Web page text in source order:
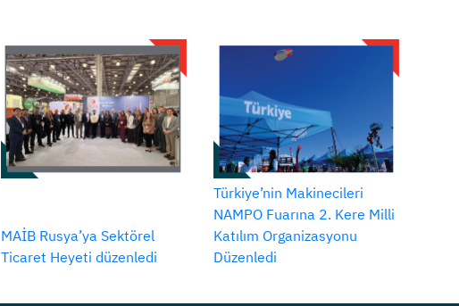
MAİB Rusya’ya Sektörel
Ticaret Heyeti düzenledi
Türkiye’nin Makinecileri
NAMPO Fuarına 2. Kere Milli
Katılım Organizasyonu
Düzenledi